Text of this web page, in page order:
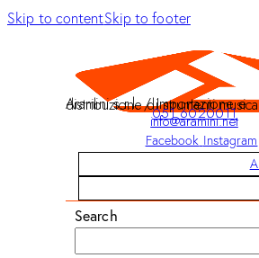
Skip to contentSkip to footer
Aramini s.r.l. / Importazione e distribuzione di strumenti
051 6020011
info@aramini.net
Facebook Instagram
Search